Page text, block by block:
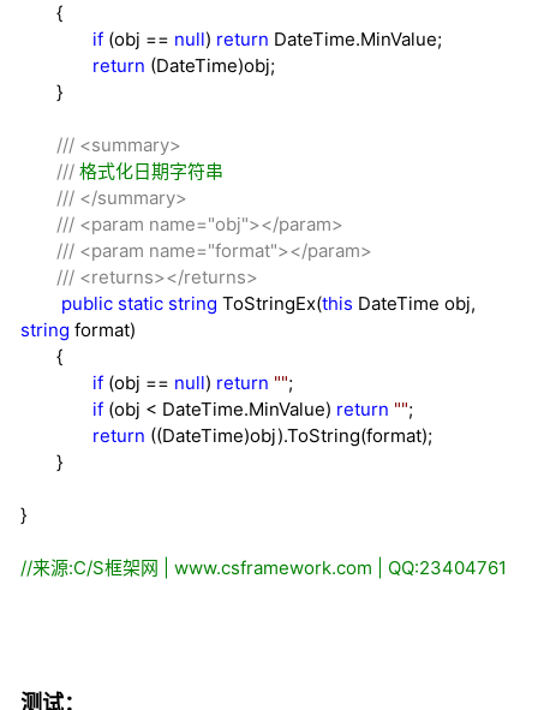
{
if (obj == null) return DateTime.MinValue;
return (DateTime)obj;
}
/// <summary>
/// 格式化日期字符串
/// </summary>
/// <param name="obj"></param>
/// <param name="format"></param>
/// <returns></returns>
public static string ToStringEx(this DateTime obj,
string format)
{
if (obj == null) return "";
if (obj < DateTime.MinValue) return "";
return ((DateTime)obj).ToString(format);
}
}
//来源:C/S框架网 | www.csframework.com | QQ:23404761
测试：